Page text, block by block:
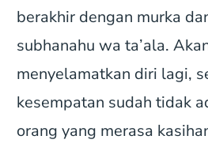
berakhir dengan murka
subhanahu wa ta’ala.
menyelamatkan diri lagi,
kesempatan sudah tidak
orang yang merasa